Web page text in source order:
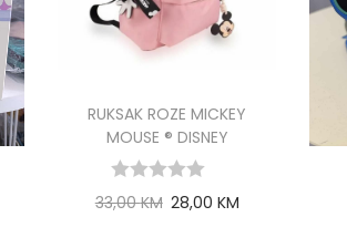
RUKSAK ROZE MICKEY
MOUSE ® DISNEY
33,00KM 28,00 KM